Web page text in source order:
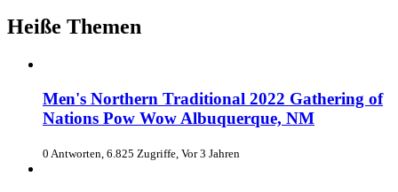
Heiße Themen
Men's Northern Traditional 2022 Gathering of
Nations Pow Wow Albuquerque, NM
0 Antworten, 6.825 Zugriffe, Vor 3 Jahren